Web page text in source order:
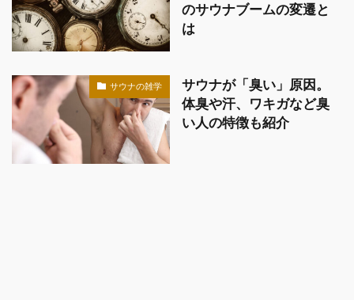
のサウナブームの変遷と
は
サウナの雑学
サウナが「臭い」原因。
体臭や汗、ワキガなど臭
い人の特徴も紹介